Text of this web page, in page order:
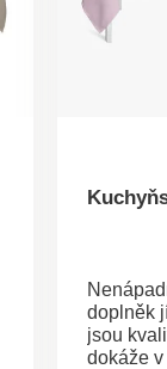
doplněk
jsou
dokáže